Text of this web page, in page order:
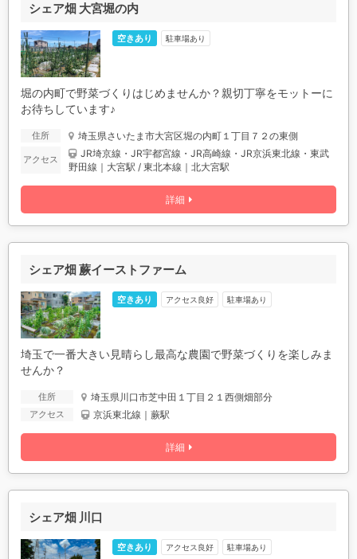
シェア畑 大宮堀の内
詳細
空きあり 駐車場あり
堀の内町で野菜づくりはじめませんか？親切丁寧をモットーに
お待ちしています♪
住所 埼玉県さいたま市大宮区堀の内町１丁目７２の東側
アクセス JR埼京線・JR宇都宮線・JR高崎線・JR京浜東北線・東武
野田線｜大宮駅 / 東北本線｜北大宮駅
シェア畑 蕨イーストファーム
詳細
空きあり アクセス良好 駐車場あり
埼玉で一番大きい見晴らし最高な農園で野菜づくりを楽しみま
せんか？
住所 埼玉県川口市芝中田１丁目２１西側畑部分
アクセス 京浜東北線｜蕨駅
シェア畑 川口
空きあり アクセス良好 駐車場あり